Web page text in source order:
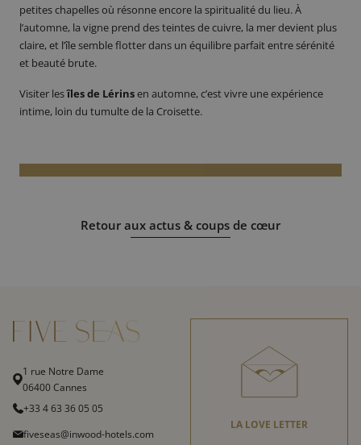
petites chapelles où résonne encore la spiritualité du lieu. À
l’automne, la vigne prend des teintes de cuivre, la mer devient plus
claire, et l’île semble flotter dans un équilibre parfait entre sérénité
et beauté brute.
Visiter lesîles de Lérinsen automne, c’est vivre une expérience
intime, loin du tumulte de la Croisette.
Retour aux actus & coups de cœur
1 rue Notre Dame
06400 Cannes
+33 4 63 36 05 05
fiveseas@inwood-hotels.com
LA LOVE LETTER